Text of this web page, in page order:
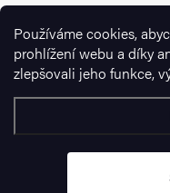
Používáme cookies,
prohlížení webu a díky
zlepšovali jeho funkce,